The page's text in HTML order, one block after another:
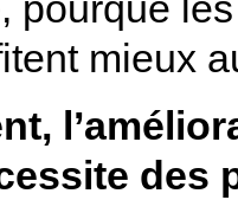
mieux
des